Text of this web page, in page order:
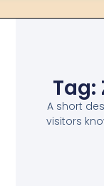
Tag:
A short
visitors